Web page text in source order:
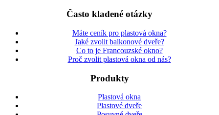
Často kladené otázky
Máte ceník pro plastová okna?
Jaké zvolit balkonové dveře?
Co to je Francouzské okno?
Proč zvolit plastová okna od nás?
Produkty
Plastová okna
Plastové dveře